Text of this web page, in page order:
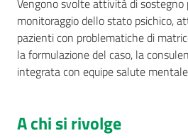
Dedicato
a...
Concorsi
Vengono svolte attività di sostegno
monitoraggio dello stato psichico,
pazienti con problematiche di
la formulazione del caso, la
integrata con equipe salute
A chi si rivolge